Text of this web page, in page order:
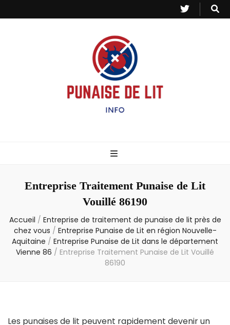
– Info
Entreprise Traitement Punaise de Lit
Vouillé 86190
Accueil / Entreprise de traitement de punaise de lit près de
chez vous / Entreprise Punaise de Lit en région Nouvelle-
Aquitaine / Entreprise Punaise de Lit dans le département
Vienne 86 / Entreprise Traitement Punaise de Lit Vouillé
86190
Les punaises de lit peuvent rapidement devenir un